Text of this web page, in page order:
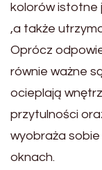
kolorów istotne
,a także
Oprócz
równie ważne
ocieplają
przytulności
wyobraża sobie
oknach.